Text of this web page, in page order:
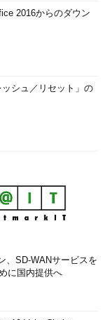
2016からのダウン
シュ／リセット」の
、SD-WANサービスを
に国内提供へ